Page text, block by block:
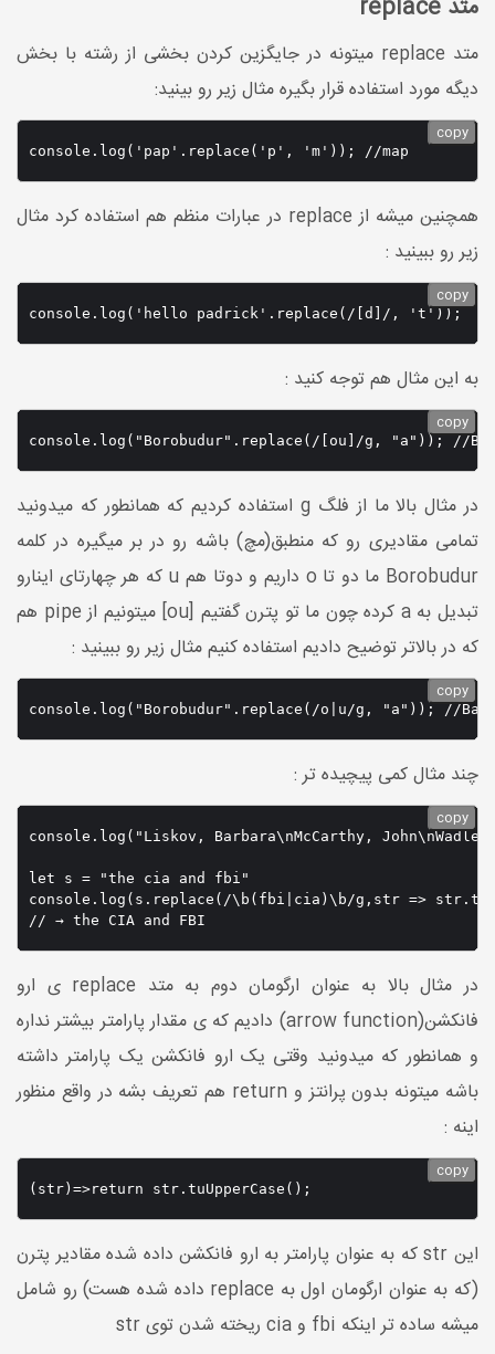
متد replace
متد replace میتونه در جایگزین کردن بخشی از رشته با بخش
دیگه مورد استفاده قرار بگیره مثال زیر رو بینید:
console.log('pap'.replace('p', 'm')); //map
copy
همچنین میشه از replace در عبارات منظم هم استفاده کرد مثال
زیر رو ببینید :
console.log('hello padrick'.replace(/[d]/, 't'));
copy
به این مثال هم توجه کنید :
console.log("Borobudur".replace(/[ou]/g, "a")); //
copy
در مثال بالا ما از فلگ g استفاده کردیم که همانطور که میدونید
تمامی مقادیری رو که منطبق(مچ) باشه رو در بر میگیره در کلمه
Borobudur ما دو تا o داریم و دوتا هم u که هر چهارتای اینارو
تبدیل به a کرده چون ما تو پترن گفتیم [ou] میتونیم از pipe هم
که در بالاتر توضیح دادیم استفاده کنیم مثال زیر رو ببینید :
console.log("Borobudur".replace(/o|u/g, "a")); //
copy
چند مثال کمی پیچیده تر :
console.log("Liskov, Barbara\nMcCarthy,
let s = "the cia and fbi"
console.log(s.replace(/\b(fbi|cia)\b/g,str =>
// → the CIA and FBI
copy
در مثال بالا به عنوان ارگومان دوم به متد replace ی ارو
فانکشن(arrow function) دادیم که ی مقدار پارامتر بیشتر نداره
و همانطور که میدونید وقتی یک ارو فانکشن یک پارامتر داشته
باشه میتونه بدون پرانتز و return هم تعریف بشه در واقع منظور
اینه :
(str)=>return str.tuUpperCase();
copy
این str که به عنوان پارامتر به ارو فانکشن داده شده مقادیر پترن
(که به عنوان ارگومان اول به replace داده شده هست) رو شامل
میشه ساده تر اینکه fbi و cia ریخته شدن توی str